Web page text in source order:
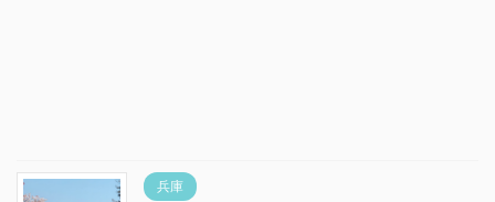
兵庫